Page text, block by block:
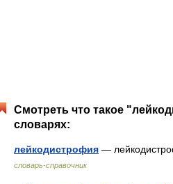
Смотреть что такое
словарях:
лейкодистрофия —
словарь-справочник